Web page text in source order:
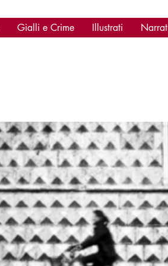
Gialli e Crime Illustrati